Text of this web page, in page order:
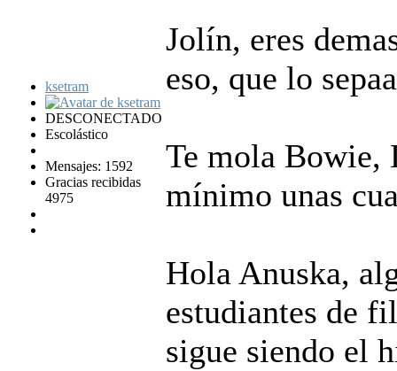
ksetram
DESCONECTADO
Escolástico
Mensajes: 1592
Gracias recibidas
4975
Jolín, eres
eso, que lo
Te mola Bowie,
mínimo unas
Hola Anuska,
estudiantes de
sigue siendo el